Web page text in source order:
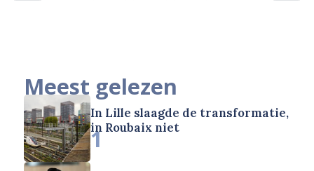
Meest gelezen
In Lille slaagde de transformatie,
in Roubaix niet
1